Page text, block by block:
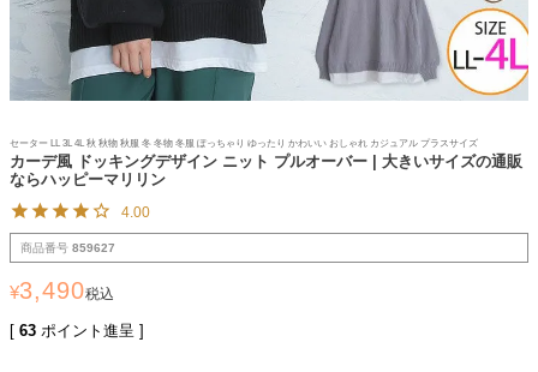
セーター LL 3L 4L 秋 秋物 秋服 冬 冬物 冬服 ぽっちゃり ゆったり かわいい おしゃれ カジュアル プラスサイズ
カーデ風 ドッキングデザイン ニット プルオーバー | 大きいサイズの通販
ならハッピーマリリン
4.00
商品番号 859627
¥3,490税込
[ 63 ポイント進呈 ]